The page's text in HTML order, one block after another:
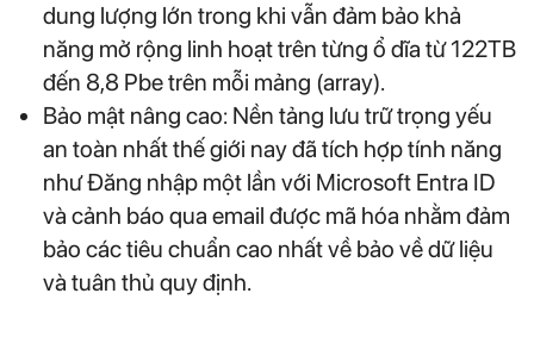
dung lượng lớn trong khi vẫn đảm bảo khả
năng mở rộng linh hoạt trên từng ổ dĩa từ 122TB
đến 8,8 Pbe trên mỗi mảng (array).
Bảo mật nâng cao: Nền tảng lưu trữ trọng yếu
an toàn nhất thế giới nay đã tích hợp tính năng
như Đăng nhập một lần với Microsoft Entra ID
và cảnh báo qua email được mã hóa nhằm đảm
bảo các tiêu chuẩn cao nhất về bảo về dữ liệu
và tuân thủ quy định.